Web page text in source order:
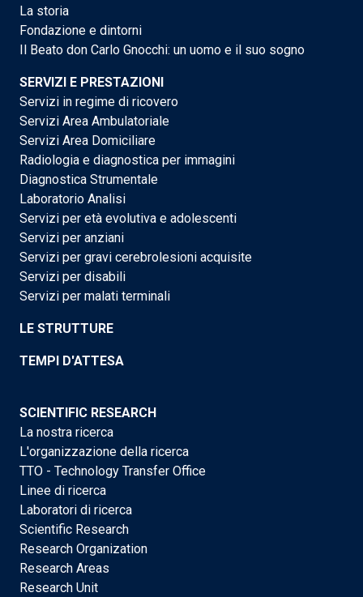
La storia
Fondazione e dintorni
Il Beato don Carlo Gnocchi: un uomo e il suo sogno
SERVIZI E PRESTAZIONI
Servizi in regime di ricovero
Servizi Area Ambulatoriale
Servizi Area Domiciliare
Radiologia e diagnostica per immagini
Diagnostica Strumentale
Laboratorio Analisi
Servizi per età evolutiva e adolescenti
Servizi per anziani
Servizi per gravi cerebrolesioni acquisite
Servizi per disabili
Servizi per malati terminali
LE STRUTTURE
TEMPI D'ATTESA
SCIENTIFIC RESEARCH
La nostra ricerca
L'organizzazione della ricerca
TTO - Technology Transfer Office
Linee di ricerca
Laboratori di ricerca
Scientific Research
Research Organization
Research Areas
Research Unit